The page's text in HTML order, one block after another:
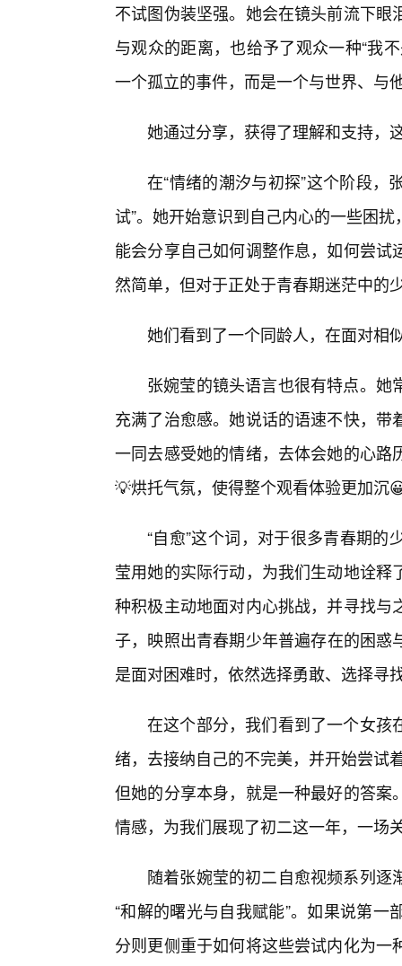
不试图伪装坚强。她会在镜头前流下
与观众的距离，也给予了观众一种“我
一个孤立的事件，而是一个与世界、与
她通过分享，获得了理解和支持，
在“情绪的潮汐与初探”这个阶段，
试”。她开始意识到自己内心的一些困
能会分享自己如何调整作息，如何尝
然简单，但对于正处于青春期迷茫中的
她们看到了一个同龄人，在面对相
张婉莹的镜头语言也很有特点。
充满了治愈感。她说话的语速不快，
一同去感受她的情绪，去体会她的心
💡烘托气氛，使得整个观看体验更加沉
“自愈”这个词，对于很多青春期
莹用她的实际行动，为我们生动地诠
种积极主动地面对内心挑战，并寻找
子，映照出青春期少年普遍存在的困
是面对困难时，依然选择勇敢、选择寻
在这个部分，我们看到了一个女孩
绪，去接纳自己的不完美，并开始尝试
但她的分享本身，就是一种最好的答
情感，为我们展现了初二这一年，一场
随着张婉莹的初二自愈视频系列
“和解的曙光与自我赋能”。如果说第
分则更侧重于如何将这些尝试内化为